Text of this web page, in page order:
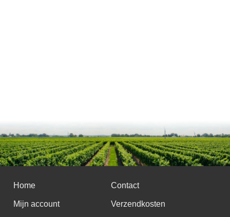
Home Contact
Mijn account Verzendkosten